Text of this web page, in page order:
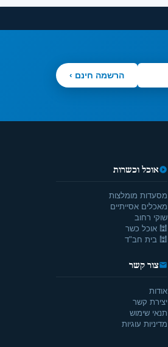
הרשמה חינם ›
אוכל וכשרות
מסעדות מומלצות
מאכלים אסייתיים
שוקי רחוב
🕍 אוכל כשר
🕍 בית חב"ד
צור קשר
אודות
יצירת קשר
תנאי שימוש
מדיניות עוגיות